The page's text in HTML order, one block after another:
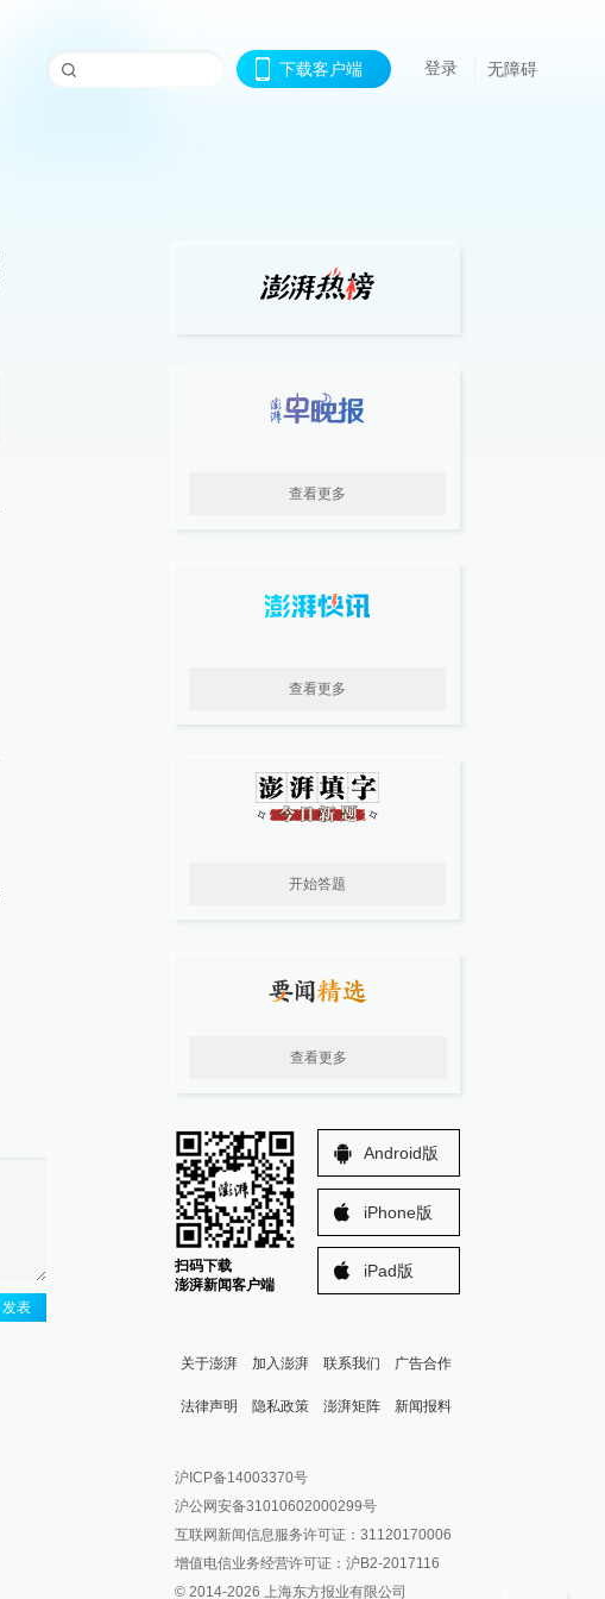
下载客户端 登录 无障碍
发表
查看更多
查看更多
开始答题
查看更多
扫码下载
澎湃新闻客户端
Android版
iPhone版
iPad版
关于澎湃 加入澎湃 联系我们 广告合作
法律声明 隐私政策 澎湃矩阵
澎湃新闻公众号
澎湃新闻抖音号
派生万物开放平台
IP SHANGHAI
新闻报料
报料邮箱: news@thepaper.cn
沪ICP备14003370号
沪公网安备31010602000299号
互联网新闻信息服务许可证：31120170006
增值电信业务经营许可证：沪B2-2017116
© 2014-2026 上海东方报业有限公司